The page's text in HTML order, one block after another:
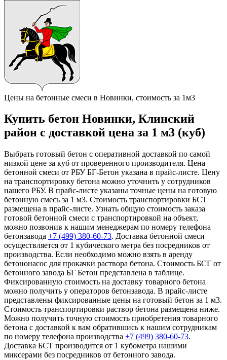
Цены на бетонные смеси в Новинки, стоимость за 1м3
Купить бетон Новинки, Клинский
район с доставкой цена за 1 м3 (куб)
Выбрать готовый бетон с оперативной доставкой по самой
низкой цене за куб от проверенного производителя. Цена
бетонной смеси от РБУ БГ-Бетон указана в прайс-листе. Цену
на транспортировку бетона можно уточнить у сотрудников
нашего РБУ. В прайс-листе указаны точные цены на готовую
бетонную смесь за 1 м3. Стоимость транспортировки БСТ
размещена в прайс-листе. Узнать общую стоимость заказа
готовой бетонной смеси с транспортировкой на объект,
можно позвонив к нашим менеджерам по номеру телефона
бетонзавода +7 (499) 380-60-73. Доставка бетонной смеси
осуществляется от 1 кубического метра без посредников от
производства. Если необходимо можно взять в аренду
бетононасос для прокачки раствора бетона. Стоимость БСГ от
бетонного завода БГ Бетон представлена в таблице.
Фиксированную стоимость на доставку товарного бетона
можно получить у операторов бетонзавода. В прайс-листе
представлены фиксированные цены на готовый бетон за 1 м3.
Стоимость транспортировки раствор бетона размещена ниже.
Можно получить точную стоимость приобретения товарного
бетона с доставкой к вам обратившись к нашим сотрудникам
по номеру телефона производства +7 (499) 380-60-73.
Доставка БСТ производится от 1 кубометра нашими
миксерами без посредников от бетонного завода.